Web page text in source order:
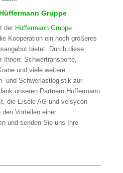
Gruppe
der Hüffermann Gruppe
Kooperation ein noch größeres
bietet. Durch diese
Ihnen: Schwertransporte,
und viele weitere
und Schwerlastlogistik zur
unseren Partnern Hüffermann
die Eisele AG und velsycon
Vorteilen einer
und senden Sie uns Ihre